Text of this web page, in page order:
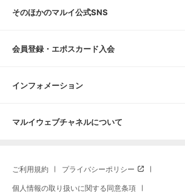
そのほかのマルイ公式SNS
会員登録・エポスカード入会
インフォメーション
マルイウェブチャネルについて
ご利用規約 プライバシーポリシー
個人情報の取り扱いに関する同意条項